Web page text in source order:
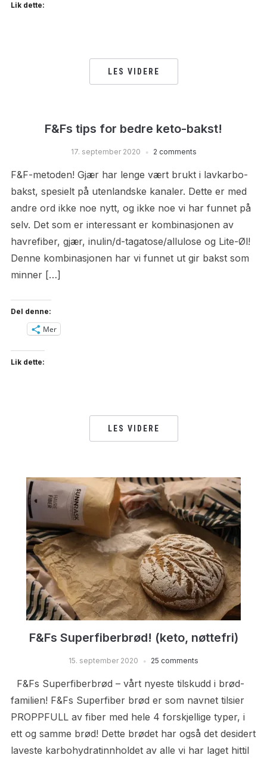
Lik dette:
LES VIDERE
F&Fs tips for bedre keto-bakst!
17. september 2020 2 comments
F&F-metoden! Gjær har lenge vært brukt i lavkarbo-
bakst, spesielt på utenlandske kanaler. Dette er med
andre ord ikke noe nytt, og ikke noe vi har funnet på
selv. Det som er interessant er kombinasjonen av
havrefiber, gjær, inulin/d-tagatose/allulose og Lite-Øl!
Denne kombinasjonen har vi funnet ut gir bakst som
minner […]
Del denne:
Mer
Lik dette:
LES VIDERE
F&Fs Superfiberbrød! (keto, nøttefri)
15. september 2020 25 comments
F&Fs Superfiberbrød – vårt nyeste tilskudd i brød-
familien! F&Fs Superfiber brød er som navnet tilsier
PROPPFULL av fiber med hele 4 forskjellige typer, i
ett og samme brød! Dette brødet har også det desidert
laveste karbohydratinnholdet av alle vi har laget hittil